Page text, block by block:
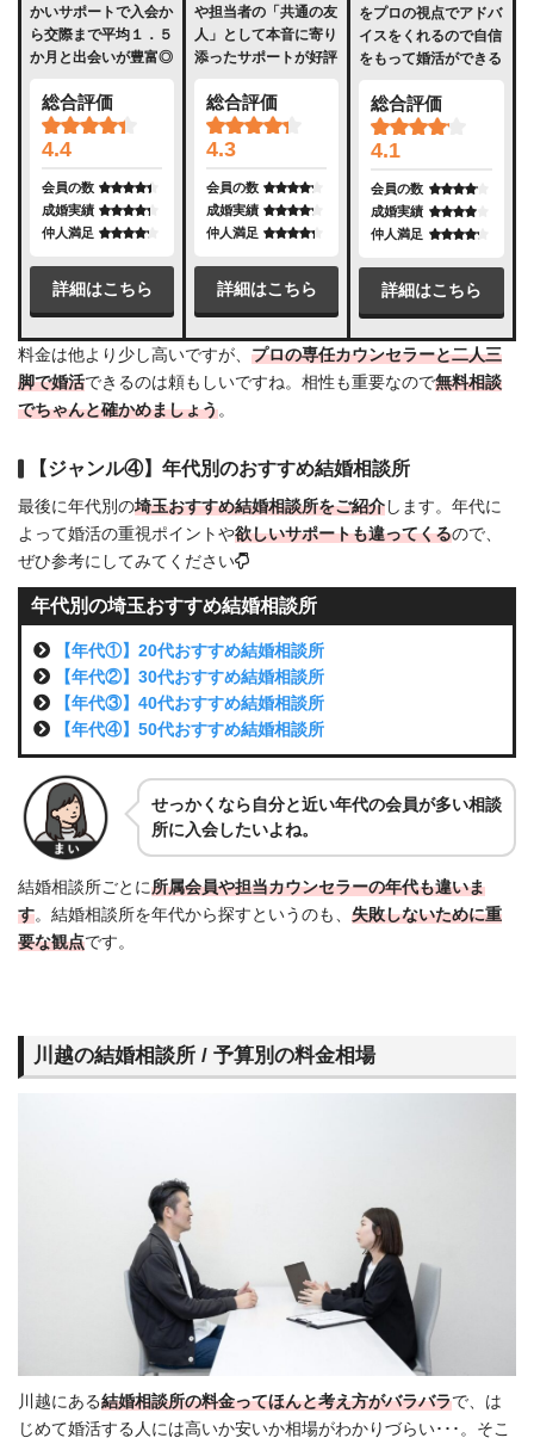
かいサポートで入会か
ら交際まで平均１．５
か月と出会いが豊富◎
総合評価
4.4
会員の数
成婚実績
仲人満足
詳細はこちら
や担当者の「共通の友
人」として本音に寄り
添ったサポートが好評
総合評価
4.3
会員の数
成婚実績
仲人満足
詳細はこちら
をプロの視点でアドバ
イスをくれるので自信
をもって婚活ができる
総合評価
4.1
会員の数
成婚実績
仲人満足
詳細はこちら
料金は他より少し高いですが、 プロの専任カウンセラーと二人三
脚で婚活できるのは頼もしいですね。相性も重要なので無料相談
でちゃんと確かめましょう。
【ジャンル④】年代別のおすすめ結婚相談所
最後に年代別の埼玉おすすめ結婚相談所をご紹介します。年代に
よって婚活の重視ポイントや欲しいサポートも違ってくるので、
ぜひ参考にしてみてください
年代別の埼玉おすすめ結婚相談所
【年代①】20代おすすめ結婚相談所
【年代②】30代おすすめ結婚相談所
【年代③】40代おすすめ結婚相談所
【年代④】50代おすすめ結婚相談所
せっかくなら自分と近い年代の会員が多い相談
所に入会したいよね。
結婚相談所ごとに所属会員や担当カウンセラーの年代も違いま
す。結婚相談所を年代から探すというのも、 失敗しないために重
要な観点です。
川越の結婚相談所 / 予算別の料金相場
川越にある結婚相談所の料金ってほんと考え方がバラバラで、は
じめて婚活する人には高いか安いか相場がわかりづらい･･･。そこ